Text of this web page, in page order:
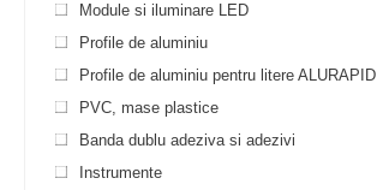
Module si iluminare LED
Profile de aluminiu
Profile de aluminiu pentru litere ALURAPID
PVC, mase plastice
Banda dublu adeziva si adezivi
Instrumente